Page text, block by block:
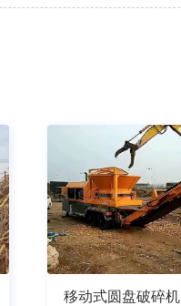
移动式圆盘破碎机